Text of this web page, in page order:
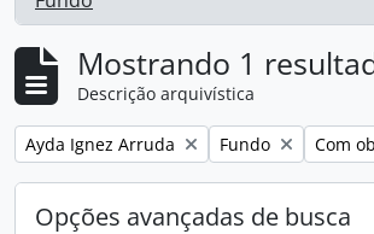
, 1 resultados
Mostrando 1
Descrição arquivística
Remover filtro:
Ayda Ignez Arruda Remover filtro:
Fundo Com
Opções avançadas de busca